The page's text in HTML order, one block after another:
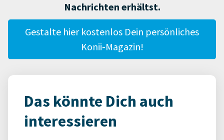
Nachrichten erhältst.
Gestalte hier kostenlos Dein persönliches
Konii-Magazin!
Das könnte Dich auch
interessieren